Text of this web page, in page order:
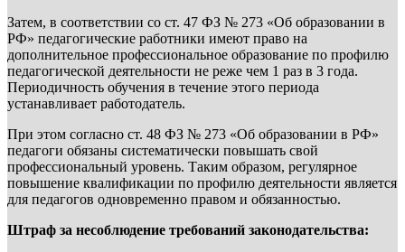
Затем, в соответствии со ст. 47 ФЗ № 273 «Об образовании в
РФ» педагогические работники имеют право на
дополнительное профессиональное образование по профилю
педагогической деятельности не реже чем 1 раз в 3 года.
Периодичность обучения в течение этого периода
устанавливает работодатель.
При этом согласно ст. 48 ФЗ № 273 «Об образовании в РФ»
педагоги обязаны систематически повышать свой
профессиональный уровень. Таким образом, регулярное
повышение квалификации по профилю деятельности является
для педагогов одновременно правом и обязанностью.
Штраф за несоблюдение требований законодательства: